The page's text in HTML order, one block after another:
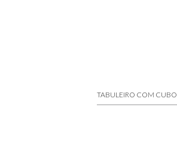
TABULEIRO COM CUBO